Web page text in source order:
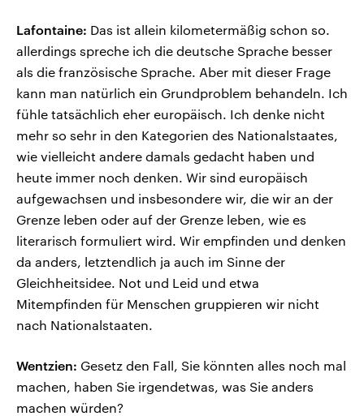
Lafontaine: Das ist allein kilometermäßig schon so.
allerdings spreche ich die deutsche Sprache besser
als die französische Sprache. Aber mit dieser Frage
kann man natürlich ein Grundproblem behandeln. Ich
fühle tatsächlich eher europäisch. Ich denke nicht
mehr so sehr in den Kategorien des Nationalstaates,
wie vielleicht andere damals gedacht haben und
heute immer noch denken. Wir sind europäisch
aufgewachsen und insbesondere wir, die wir an der
Grenze leben oder auf der Grenze leben, wie es
literarisch formuliert wird. Wir empfinden und denken
da anders, letztendlich ja auch im Sinne der
Gleichheitsidee. Not und Leid und etwa
Mitempfinden für Menschen gruppieren wir nicht
nach Nationalstaaten.
Wentzien: Gesetz den Fall, Sie könnten alles noch mal
machen, haben Sie irgendetwas, was Sie anders
machen würden?